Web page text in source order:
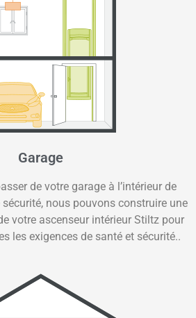
Garage
de votre garage à l’intérieur de
nous pouvons construire une
votre ascenseur intérieur Stiltz pour
les exigences de santé et sécurité..